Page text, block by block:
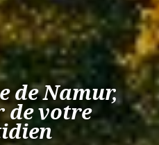
de Namur,
de votre